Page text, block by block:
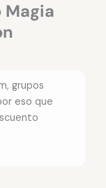
grupos
eso que